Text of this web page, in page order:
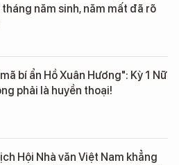
tháng năm sinh, năm mất đã rõ
bí ẩn Hồ Xuân Hương": Kỳ 1 Nữ
phải là huyền thoại!
Hội Nhà văn Việt Nam khẳng